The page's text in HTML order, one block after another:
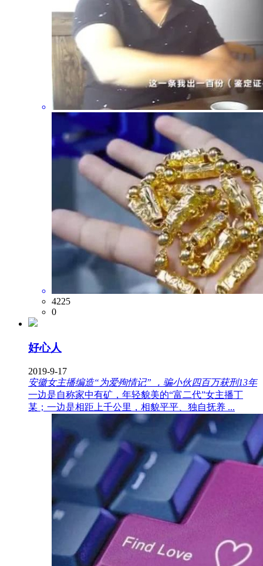
4225
0
好心人
2019-9-17
安徽女主播编造“为爱殉情记” ，骗小伙四百万获刑13年
一边是自称家中有矿，年轻貌美的“富二代”女主播丁
某；一边是相距上千公里，相貌平平、独自抚养 ...